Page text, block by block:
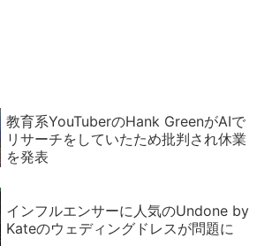
教育系YouTuberのHank GreenがAIで
リサーチをしていたため批判され休業
を発表
インフルエンサーに人気のUndone by
Kateのウェディングドレスが問題に